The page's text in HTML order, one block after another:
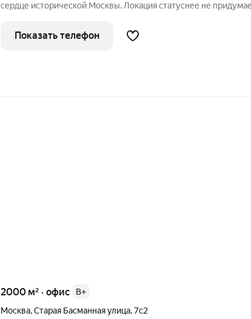
сердце исторической Москвы. Локация статуснее не придумаешь:
бизнес или арендный доход. 1 минута пешком до станции метро
Показать телефон
2000 м² · офис
B+
Москва,Старая Басманная улица,7с2